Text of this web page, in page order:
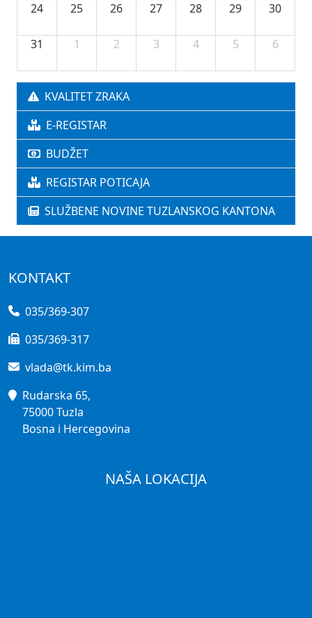
24 25 26 27 28 29 30
31 1 2 3 4 5 6
KVALITET ZRAKA
E-REGISTAR
BUDŽET
REGISTAR POTICAJA
SLUŽBENE NOVINE TUZLANSKOG KANTONA
KONTAKT
035/369-307
035/369-317
vlada@tk.kim.ba
Rudarska 65,
75000 Tuzla
Bosna i Hercegovina
NAŠA LOKACIJA